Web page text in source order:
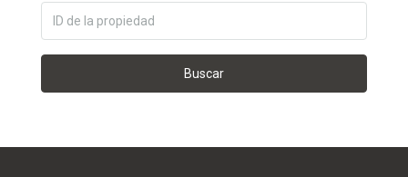
Buscar